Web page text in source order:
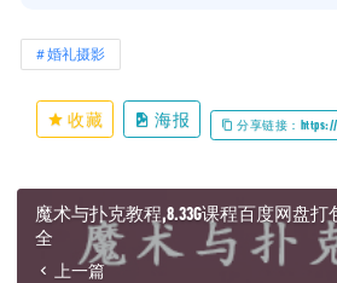
└─ 镜头呼吸感的精髓和原理 小圈导演 .mp4
婚礼摄影
收藏 海报 分享链接：https://
魔术与扑克教程,8.33G课程百度网盘
全
上一篇